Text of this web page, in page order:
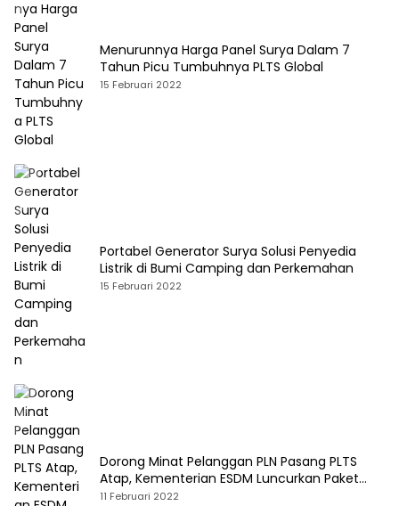
Menurunnya Harga Panel Surya Dalam 7
Tahun Picu Tumbuhnya PLTS Global
15 Februari 2022
Portabel Generator Surya Solusi Penyedia
Listrik di Bumi Camping dan Perkemahan
15 Februari 2022
Dorong Minat Pelanggan PLN Pasang PLTS
Atap, Kementerian ESDM Luncurkan Paket
Hibah SEF
11 Februari 2022